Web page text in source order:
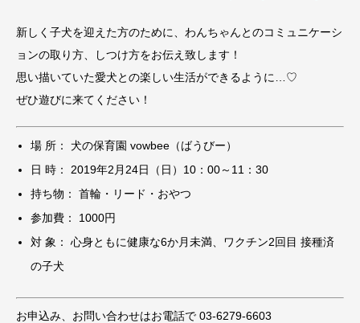
新しく子犬を迎えた方のために、わんちゃんとのコミュニケーシ
ョンの取り方、しつけ方をお伝え致します！
思い描いていた愛犬との楽しい生活ができるように…♡
ぜひ遊びに来てください！
場 所： 犬の保育園 vowbee（ばうびー）
日 時： 2019年2月24日（日）10：00～11：30
持ち物： 首輪・リード・おやつ
参加費： 1000円
対 象： 心身ともに健康な6か月未満、ワクチン2回目 接種済
の子犬
お申込み、お問い合わせはお電話で 03-6279-6603